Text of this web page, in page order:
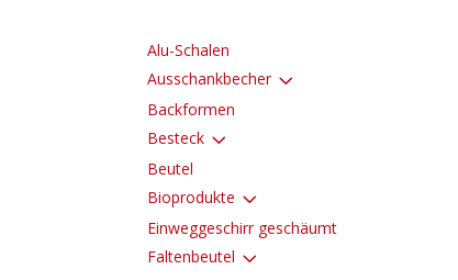
Alu-Schalen
Ausschankbecher3
Backformen
Besteck 3
Beutel
Bioprodukte 3
Einweggeschirr geschäumt
Faltenbeutel 3